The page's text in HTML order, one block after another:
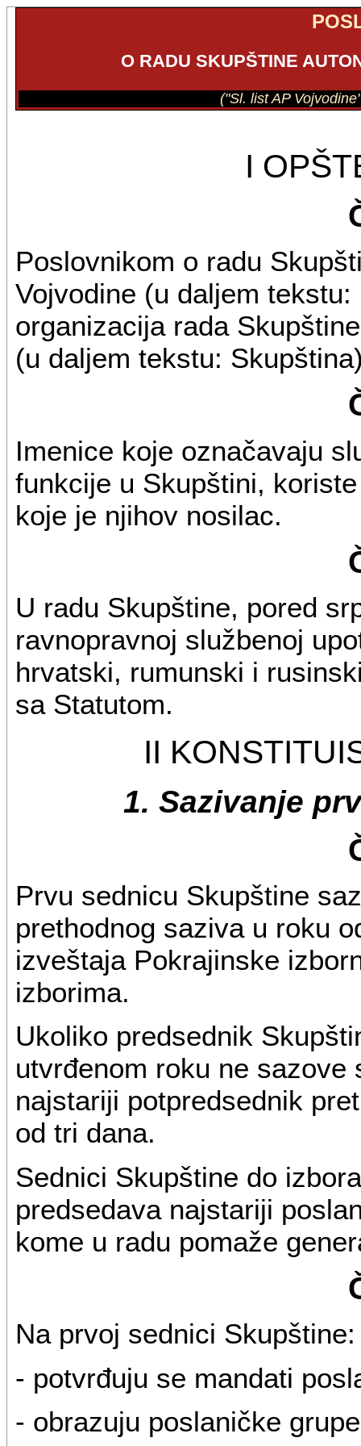
O RADU SKUPŠTINE
("Sl. list AP
I
Poslovnikom o radu
Vojvodine (u daljem
organizacija rada
(u daljem tekstu:
Imenice koje označavaju
funkcije u Skupštini,
koje je njihov nosilac.
U radu Skupštine, pored
ravnopravnoj službenoj
hrvatski, rumunski i
sa Statutom.
II
1. Sazivanje
Prvu sednicu Skupštine
prethodnog saziva u roku
izveštaja Pokrajinske
izborima.
Ukoliko predsednik
utvrđenom roku ne
najstariji potpredsednik
od tri dana.
Sednici Skupštine do
predsedava najstariji
kome u radu pomaže
Na prvoj sednici Skupštine:
- potvrđuju se mandati
- obrazuju poslaničke